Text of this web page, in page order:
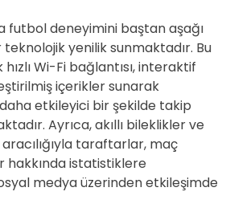
futbol deneyimini baştan aşağı
yenilik sunmaktadır. Bu
Wi-Fi bağlantısı, interaktif
içerikler sunarak
etkileyici bir şekilde takip
Ayrıca, akıllı bileklikler ve
taraftarlar, maç
hakkında istatistiklere
medya üzerinden etkileşimde